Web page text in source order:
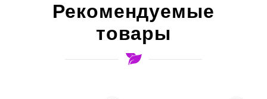
Рекомендуемые
товары